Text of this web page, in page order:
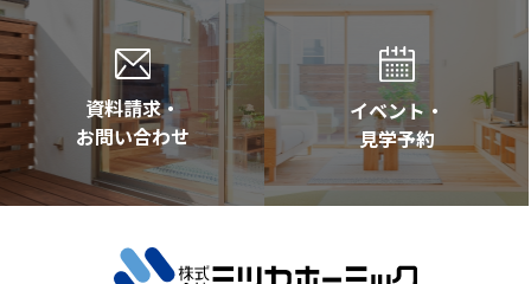
資料請求・
お問い合わせ
イベント・
見学予約